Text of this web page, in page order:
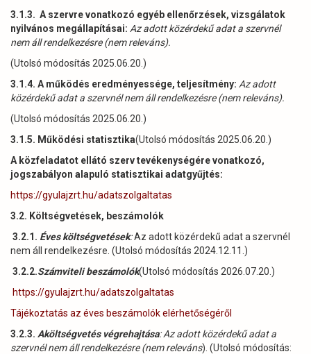
3.1.3. A szervre vonatkozó egyéb ellenőrzések, vizsgálatok
nyilvános megállapításai: Az adott közérdekű adat a szervnél
nem áll rendelkezésre (nem releváns).
(Utolsó módosítás 2025.06.20.)
3.1.4. A működés eredményessége, teljesítmény: Az adott
közérdekű adat a szervnél nem áll rendelkezésre (nem releváns).
(Utolsó módosítás 2025.06.20.)
3.1.5. Működési statisztika(Utolsó módosítás 2025.06.20.)
A közfeladatot ellátó szerv tevékenységére vonatkozó,
jogszabályon alapuló statisztikai adatgyűjtés:
https://gyulajzrt.hu/adatszolgaltatas
3.2. Költségvetések, beszámolók
3.2.1. Éves költségvetések:Az adott közérdekű adat a szervnél
nem áll rendelkezésre. (Utolsó módosítás 2024.12.11.)
3.2.2.Számviteli beszámolók(Utolsó módosítás 2026.07.20.)
https://gyulajzrt.hu/adatszolgaltatas
Tájékoztatás az éves beszámolók elérhetőségéről
3.2.3. Aköltségvetés végrehajtása: Az adott közérdekű adat a
szervnél nem áll rendelkezésre (nem releváns). (Utolsó módosítás: